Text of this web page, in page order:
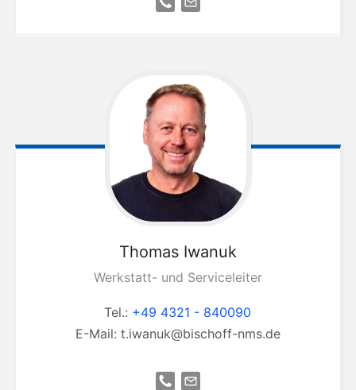
Thomas Iwanuk
Werkstatt- und Serviceleiter
Tel.: +49 4321 - 840090
E-Mail: t.iwanuk@bischoff-nms.de